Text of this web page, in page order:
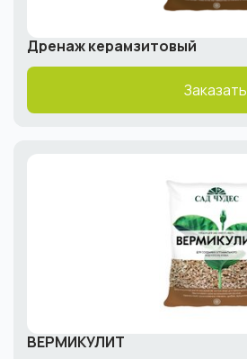
Дренаж керамзитовый
Заказать
ВЕРМИКУЛИТ